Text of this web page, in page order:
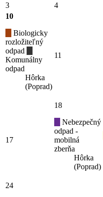
3 4
10
Biologicky
rozložiteľný
odpad
Komunálny
odpad
Hôrka
(Poprad)
11
17
18
Nebezpečný
odpad -
mobilná
zberňa
Hôrka
(Poprad)
24